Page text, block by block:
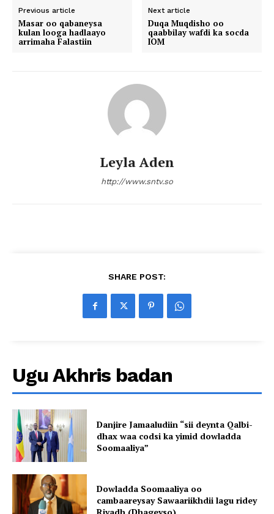
Previous article
Masar oo qabaneysa
kulan looga hadlaayo
arrimaha Falastiin
Next article
Duqa Muqdisho oo
qaabbilay wafdi ka socda
IOM
Leyla Aden
http://www.sntv.so
SHARE POST:
Ugu Akhris badan
Danjire Jamaaludiin “sii deynta Qalbi-
dhax waa codsi ka yimid dowladda
Soomaaliya”
Dowladda Soomaaliya oo
cambaareysay Sawaariikhdii lagu ridey